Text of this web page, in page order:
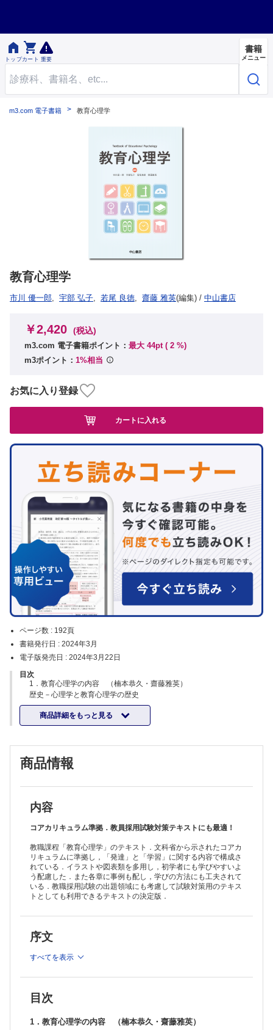

トップ

カート 重要
書籍
メニュー
m3.com 電子書籍 教育心理学
教育心理学
市川 優一郎, 宇部 弘子, 若尾 良徳, 齋藤 雅英(編集) / 中山書店
ページ数 : 192頁
書籍発行日 : 2024年3月
電子版発売日 : 2024年3月22日
目次
1．教育心理学の内容 （楠本恭久・齋藤雅英）
歴史－心理学と教育心理学の歴史
教育心理学とは
教育心理学の研究法
教育心理学を学ぶ理由
人の発達の特徴
発達を促す要因
発育と発達
乳児の特徴
子どもの発達 運動能力の発達
認知発達とは
認知的発達に関する諸理論
言語発達
5．社会性・道徳性の発達 （吉野大輔）
社会性の発達
愛着理論
ストレンジ・シチュエーション法と愛着パターン
共感性と他者理解
向社会的行動）
6．思春期・青年期の発達 （若尾良徳）
思春期・青年期の身体的な発達
商品詳細をもっと見る
￥2,420 (税込)
m3.com 電子書籍ポイント： 最大 44pt ( 2 %)
m3ポイント： 1%相当
お気に入り登録
カートに入れる
商品情報
内容
コアカリキュラム準拠．教員採用試験対策テキストにも最適！
教職課程「教育心理学」のテキスト．文科省から示されたコアカ
リキュラムに準拠し，「発達」と「学習」に関する内容で構成さ
れている．イラストや図表類を多用し，初学者にも学びやすいよ
う配慮した．また各章に事例も配し，学びの方法にも工夫されて
いる．教職採用試験の出題領域にも考慮して試験対策用のテキス
トとしても利用できるテキストの決定版．
序文
すべてを表示
目次
1．教育心理学の内容 （楠本恭久・齋藤雅英）